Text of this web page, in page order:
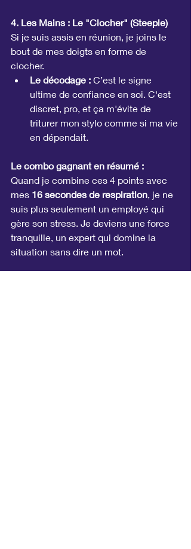
4. Les Mains : Le "Clocher" (Steeple)
Si je suis assis en réunion, je joins le
bout de mes doigts en forme de
clocher.
Le décodage : C’est le signe
ultime de confiance en soi. C'est
discret, pro, et ça m'évite de
triturer mon stylo comme si ma vie
en dépendait.
Le combo gagnant en résumé :
Quand je combine ces 4 points avec
mes 16 secondes de respiration, je ne
suis plus seulement un employé qui
gère son stress. Je deviens une force
tranquille, un expert qui domine la
situation sans dire un mot.